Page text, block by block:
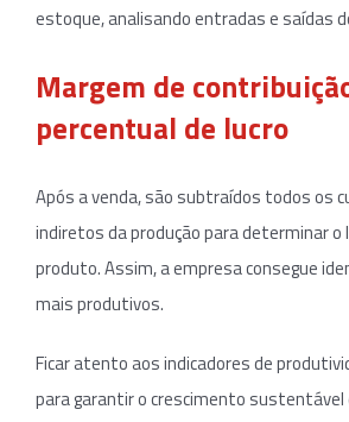
estoque, analisando entradas e saídas
Margem de
percentual de lucro
Após a venda, são subtraídos todos os
indiretos da produção para determinar o
produto. Assim, a empresa consegue
mais produtivos.
Ficar atento aos indicadores de
para garantir o crescimento sustentável